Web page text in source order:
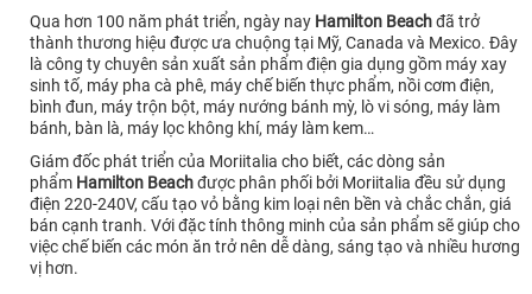
Qua hơn 100 năm phát triển, ngày nay Hamilton Beachđã trở
thành thương hiệu được ưa chuộng tại Mỹ, Canada và Mexico. Đây
là công ty chuyên sản xuất sản phẩm điện gia dụng gồm máy xay
sinh tố, máy pha cà phê, máy chế biến thực phẩm, nồi cơm điện,
bình đun, máy trộn bột, máy nướng bánh mỳ, lò vi sóng, máy làm
bánh, bàn là, máy lọc không khí, máy làm kem…
Giám đốc phát triển của Moriitalia cho biết, các dòng sản
phẩm Hamilton Beachđược phân phối bởi Moriitalia đều sử dụng
điện 220-240V, cấu tạo vỏ bằng kim loại nên bền và chắc chắn, giá
bán cạnh tranh. Với đặc tính thông minh của sản phẩm sẽ giúp cho
việc chế biến các món ăn trở nên dễ dàng, sáng tạo và nhiều hương
vị hơn.